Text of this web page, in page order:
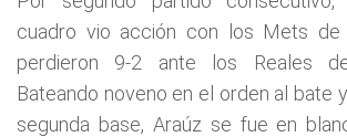
cuadro vio acción con los Mets de
perdieron 9-2 ante los Reales
Bateando noveno en el orden al bate
segunda base, Araúz se fue en